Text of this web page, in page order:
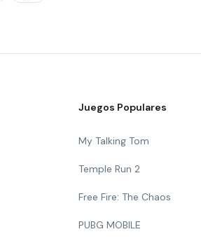
Juegos Populares
My Talking Tom
Temple Run 2
Free Fire: The Chaos
PUBG MOBILE